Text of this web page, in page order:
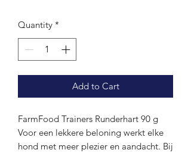
Quantity *
Add to Cart
FarmFood Trainers Runderhart 90 g
Voor een lekkere beloning werkt elke
hond met meer plezier en aandacht. Bij